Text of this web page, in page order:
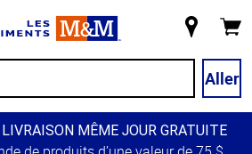
magasin
Aller
MÊME JOUR GRATUITE